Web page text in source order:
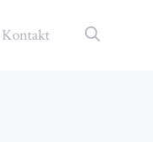
Kontakt